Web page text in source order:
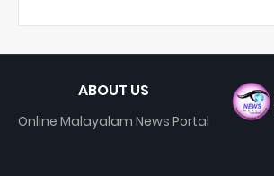
ABOUT US
Online Malayalam News Portal